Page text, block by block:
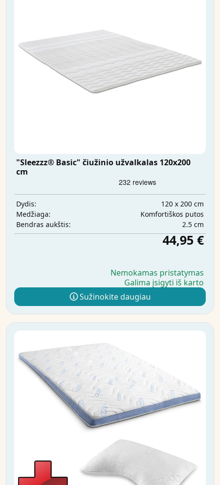
"Sleezzz® Basic" čiužinio užvalkalas 120x200
cm
Dydis:
120 x 200 cm
Medžiaga:
Komfortiškos putos
Bendras aukštis:
2.5 cm
44,95 €
Nemokamas pristatymas
Galima įsigyti iš karto
Sužinokite daugiau